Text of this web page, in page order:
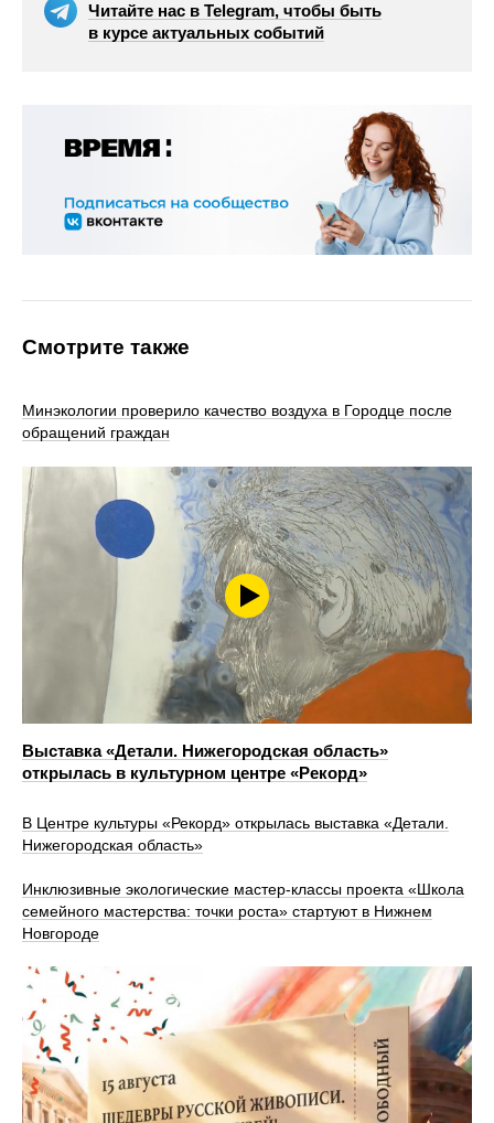
Читайте нас в Telegram, чтобы быть
в курсе актуальных событий
Смотрите также
Минэкологии проверило качество воздуха в Городце после
обращений граждан
Выставка «Детали. Нижегородская область»
открылась в культурном центре «Рекорд»
В Центре культуры «Рекорд» открылась выставка «Детали.
Нижегородская область»
Инклюзивные экологические мастер-классы проекта «Школа
семейного мастерства: точки роста» стартуют в Нижнем
Новгороде